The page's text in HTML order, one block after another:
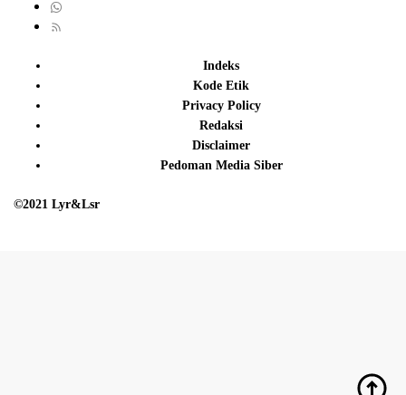
Indeks
Kode Etik
Privacy Policy
Redaksi
Disclaimer
Pedoman Media Siber
©2021 Lyr&Lsr